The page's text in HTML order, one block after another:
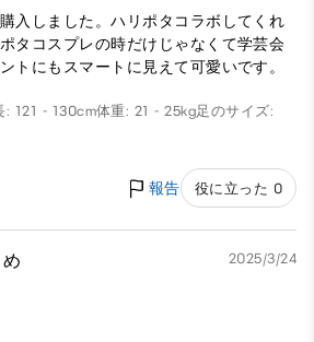
入しました。ハリポタコラボしてくれ
タコスプレの時だけじゃなくて学芸会
トにもスマートに見えて可愛いです。
: 121 - 130cm体重: 21 - 25kg足のサイズ:
報告 役に立った 0
2025/3/24